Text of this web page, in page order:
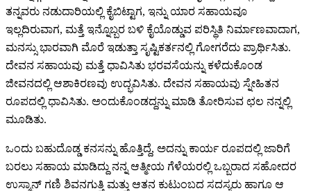
ತನ್ನವರು ನಡುದಾರಿಯಲ್ಲಿ ಕೈಬಿಟ್ಟಾಗ, ಇನ್ನು ಯಾರ ಸಹಾಯವೂ
ಇಲ್ಲದಿರುವಾಗ, ಮತ್ತೆ ಇನ್ನೊಬ್ಬರ ಬಳಿ ಕೈಯೊಡ್ಡುವ ಪರಿಸ್ಥಿತಿ ನಿರ್ಮಾಣವಾದಾಗ,
ಮನಸ್ಸು ಭಾರವಾಗಿ ಮೊರೆ ಇಡುತ್ತಾ ಸೃಷ್ಟಿಕರ್ತನಲ್ಲಿ ಗೋಗರೆದು ಪ್ರಾರ್ಥಿಸಿತು.
ದೇವನ ಸಹಾಯವು ಮತ್ತೆ ಧಾವಿಸಿತು ಭರವಸೆಯನ್ನು ಕಳೆದುಕೊಂಡ
ಜೀವನದಲ್ಲಿ ಆಶಾಕಿರಣವು ಉದ್ಭವಿಸಿತು. ದೇವನ ಸಹಾಯವು ಸ್ನೇಹಿತನ
ರೂಪದಲ್ಲಿ ಧಾವಿಸಿತು. ಅಂದುಕೊಂಡದ್ದನ್ನು ಮಾಡಿ ತೋರಿಸುವ ಛಲ ನನ್ನಲ್ಲಿ
ಮೂಡಿತು.
ಒಂದು ಬಹುದೊಡ್ಡ ಕನಸನ್ನು ಹೊತ್ತಿದ್ದೆ, ಅದನ್ನು ಕಾರ್ಯ ರೂಪದಲ್ಲಿ ಜಾರಿಗೆ
ಬರಲು ಸಹಾಯ ಮಾಡಿದ್ದು ನನ್ನ ಆತ್ಮೀಯ ಗೆಳೆಯರಲ್ಲಿ ಒಬ್ಬರಾದ ಸಹೋದರ
ಉಸ್ಮಾನ್ ಗಣಿ ಶಿವನಗುತ್ತಿ ಮತ್ತು ಆತನ ಕುಟುಂಬದ ಸದಸ್ಯರು ಹಾಗೂ ಆ